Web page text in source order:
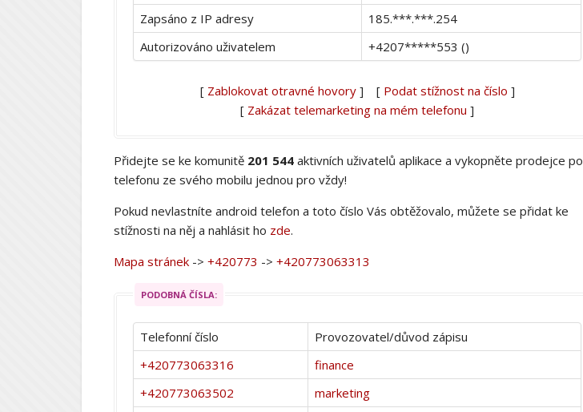
Zapsáno z IP adresy
185.***.***.254
Autorizováno uživatelem
+4207*****553 ()
[ Zablokovat otravné hovory] [ Podat stížnost na číslo ]
[ Zakázat telemarketing na mém telefonu ]
Přidejte se ke komunitě 201 544 aktivních uživatelů aplikace a vykopněte prodejce po
telefonu ze svého mobilu jednou pro vždy!
Pokud nevlastníte android telefon a toto číslo Vás obtěžovalo, můžete se přidat ke
stížnosti na něj a nahlásit ho zde.
Mapa stránek -> +420773 -> +420773063313
PODOBNÁ ČÍSLA:
Telefonní číslo
Provozovatel/důvod zápisu
+420773063316
finance
+420773063502
marketing